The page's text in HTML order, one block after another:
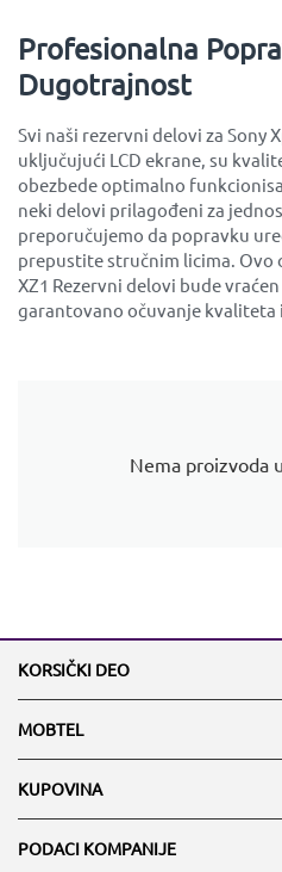
Profesionalna
Dugotrajnost
Svi naši rezervni delovi za Sony
uključujući LCD ekrane, su
obezbede optimalno
neki delovi prilagođeni za
preporučujemo da popravku
prepustite stručnim licima. Ovo
XZ1 Rezervni delovi bude
garantovano očuvanje kvaliteta
Nema proizvoda
KORSIČKI DEO
MOBTEL
KUPOVINA
PODACI KOMPANIJE